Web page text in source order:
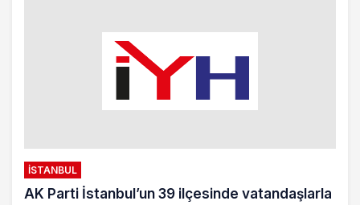
İSTANBUL
AK Parti İstanbul’un 39 ilçesinde vatandaşlarla